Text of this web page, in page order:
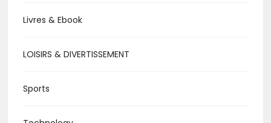
Livres & Ebook
LOISIRS & DIVERTISSEMENT
Sports